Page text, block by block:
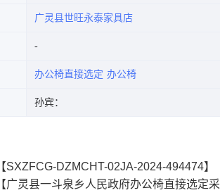
广灵县世旺永泰家具店
办公椅直接选定 办公椅
孙宾：
【SXZFCG-DZMCHT-02JA-2024-494474】
【广灵县一斗泉乡人民政府办公椅直接选定